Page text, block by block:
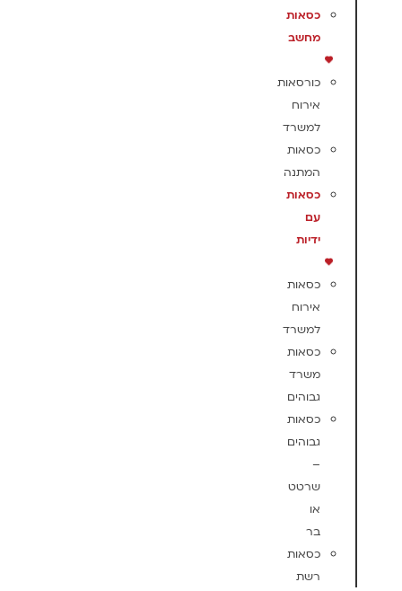
כסאות
מחשב
כורסאות
אירוח
למשרד
כסאות
המתנה
כסאות
עם
ידיות
כסאות
אירוח
למשרד
כסאות
משרד
גבוהים
כסאות
גבוהים
–
שרטט
או
בר
כסאות
רשת